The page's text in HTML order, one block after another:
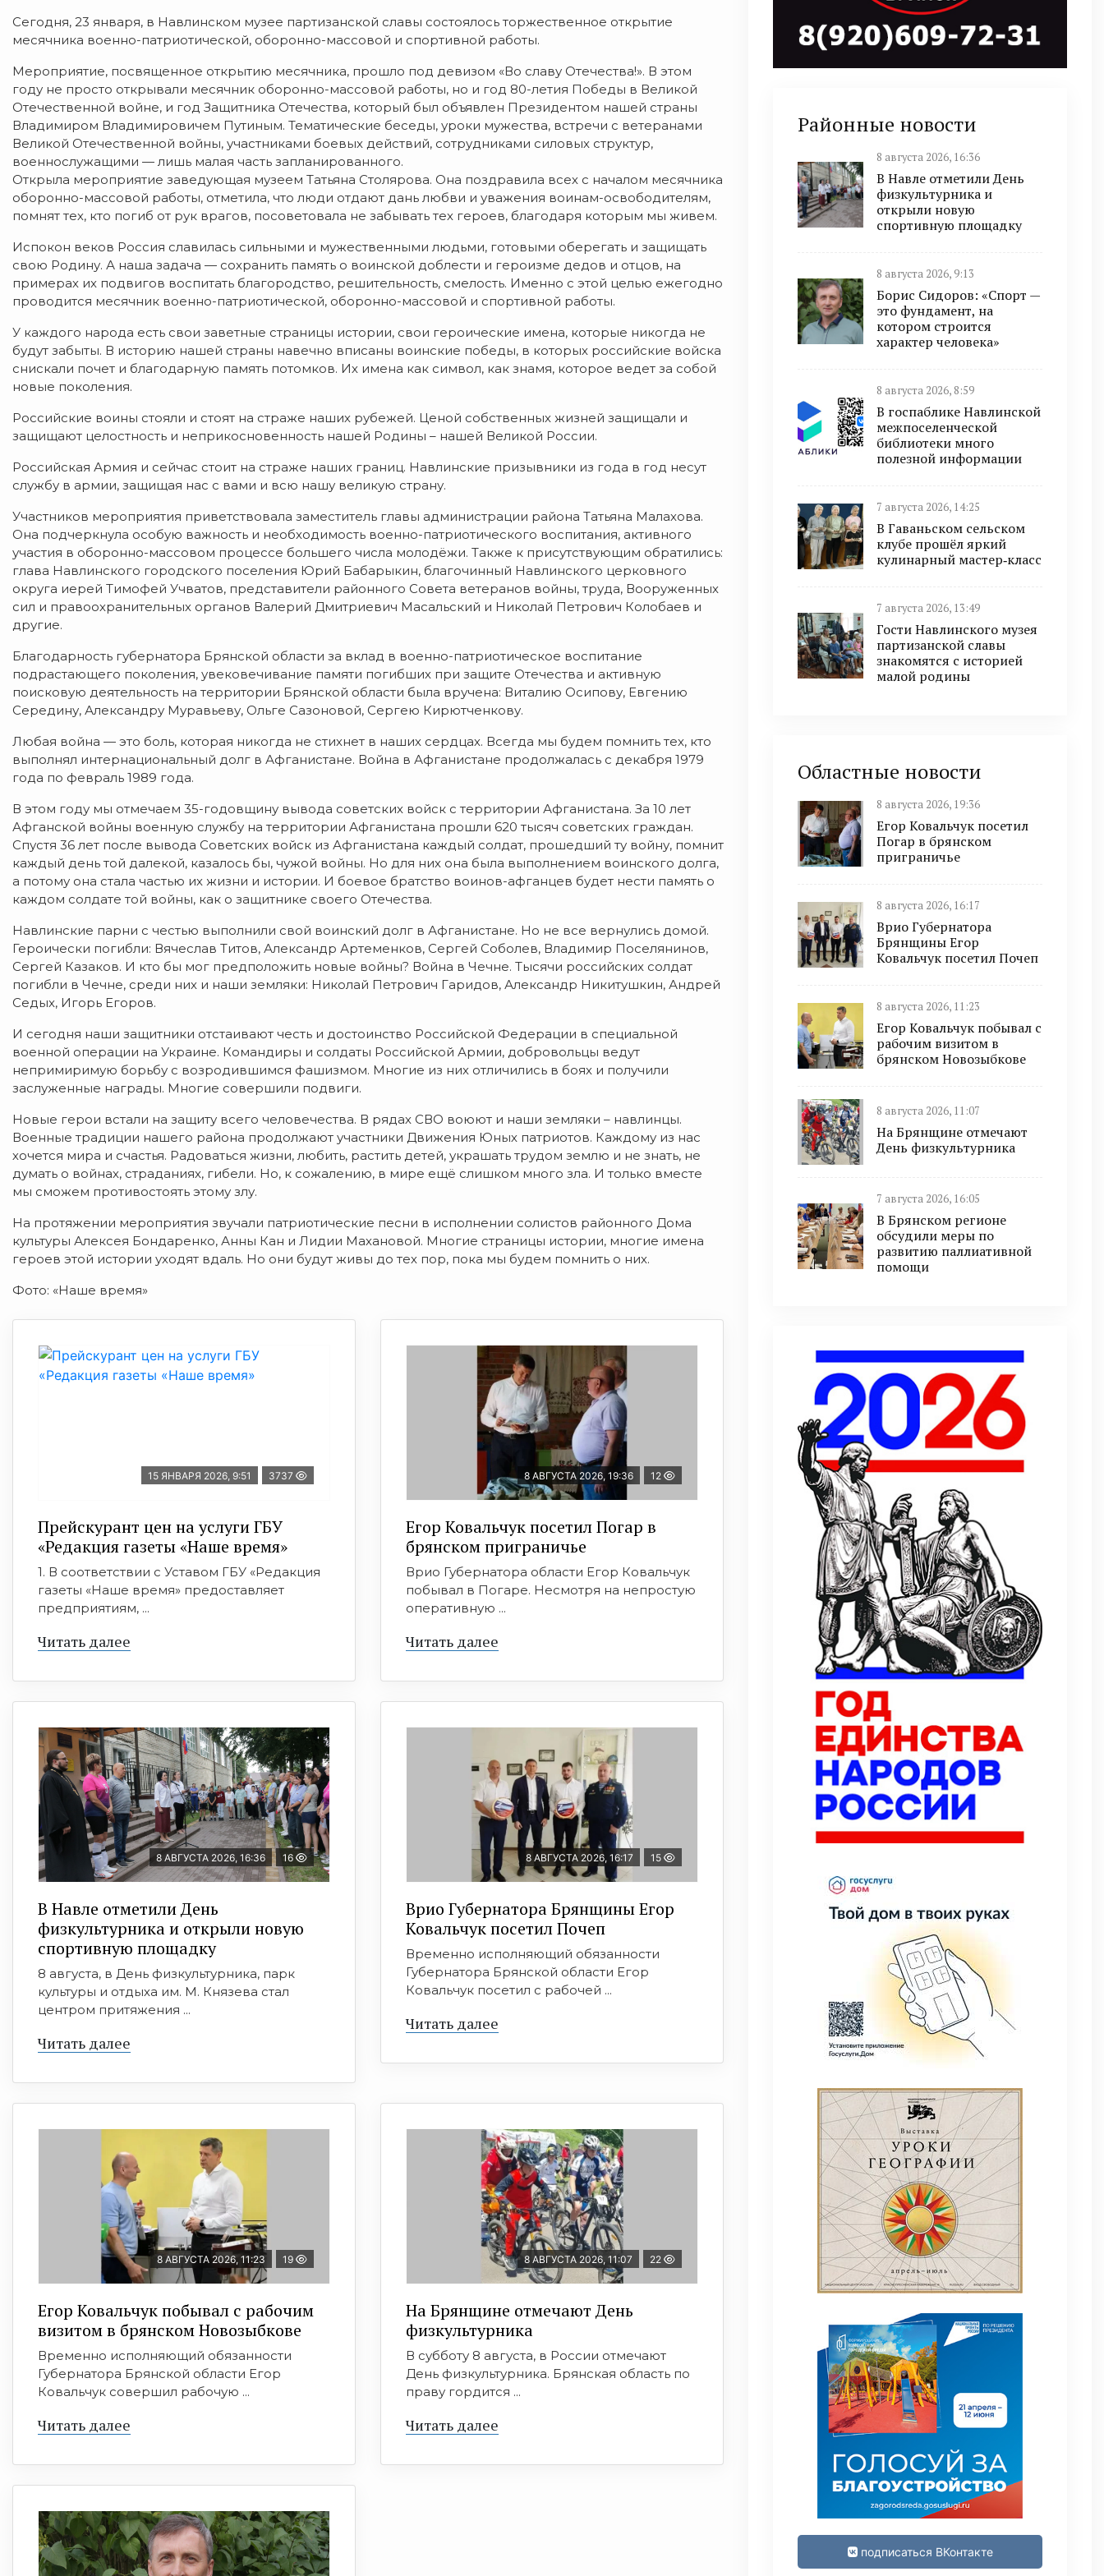
Сегодня, 23 января, в Навлинском музее партизанской славы состоялось торжественное открытие
месячника военно-патриотической, оборонно-массовой и спортивной работы.
Мероприятие, посвященное открытию месячника, прошло под девизом «Во славу Отечества!». В этом
году не просто открывали месячник оборонно-массовой работы, но и год 80-летия Победы в Великой
Отечественной войне, и год Защитника Отечества, который был объявлен Президентом нашей страны
Владимиром Владимировичем Путиным. Тематические беседы, уроки мужества, встречи с ветеранами
Великой Отечественной войны, участниками боевых действий, сотрудниками силовых структур,
военнослужащими — лишь малая часть запланированного.
Открыла мероприятие заведующая музеем Татьяна Столярова. Она поздравила всех с началом месячника
оборонно-массовой работы, отметила, что люди отдают дань любви и уважения воинам-освободителям,
помнят тех, кто погиб от рук врагов, посоветовала не забывать тех героев, благодаря которым мы живем.
Испокон веков Россия славилась сильными и мужественными людьми, готовыми оберегать и защищать
свою Родину. А наша задача — сохранить память о воинской доблести и героизме дедов и отцов, на
примерах их подвигов воспитать благородство, решительность, смелость. Именно с этой целью ежегодно
проводится месячник военно-патриотической, оборонно-массовой и спортивной работы.
У каждого народа есть свои заветные страницы истории, свои героические имена, которые никогда не
будут забыты. В историю нашей страны навечно вписаны воинские победы, в которых российские войска
снискали почет и благодарную память потомков. Их имена как символ, как знамя, которое ведет за собой
новые поколения.
Российские воины стояли и стоят на страже наших рубежей. Ценой собственных жизней защищали и
защищают целостность и неприкосновенность нашей Родины – нашей Великой России.
Российская Армия и сейчас стоит на страже наших границ. Навлинские призывники из года в год несут
службу в армии, защищая нас с вами и всю нашу великую страну.
Участников мероприятия приветствовала заместитель главы администрации района Татьяна Малахова.
Она подчеркнула особую важность и необходимость военно-патриотического воспитания, активного
участия в оборонно-массовом процессе большего числа молодёжи. Также к присутствующим обратились:
глава Навлинского городского поселения Юрий Бабарыкин, благочинный Навлинского церковного
округа иерей Тимофей Учватов, представители районного Совета ветеранов войны, труда, Вооруженных
сил и правоохранительных органов Валерий Дмитриевич Масальский и Николай Петрович Колобаев и
другие.
Благодарность губернатора Брянской области за вклад в военно-патриотическое воспитание
подрастающего поколения, увековечивание памяти погибших при защите Отечества и активную
поисковую деятельность на территории Брянской области была вручена: Виталию Осипову, Евгению
Середину, Александру Муравьеву, Ольге Сазоновой, Сергею Кирютченкову.
Любая война — это боль, которая никогда не стихнет в наших сердцах. Всегда мы будем помнить тех, кто
выполнял интернациональный долг в Афганистане. Война в Афганистане продолжалась с декабря 1979
года по февраль 1989 года.
В этом году мы отмечаем 35-годовщину вывода советских войск с территории Афганистана. За 10 лет
Афганской войны военную службу на территории Афганистана прошли 620 тысяч советских граждан.
Спустя 36 лет после вывода Советских войск из Афганистана каждый солдат, прошедший ту войну, помнит
каждый день той далекой, казалось бы, чужой войны. Но для них она была выполнением воинского долга,
а потому она стала частью их жизни и истории. И боевое братство воинов-афганцев будет нести память о
каждом солдате той войны, как о защитнике своего Отечества.
Навлинские парни с честью выполнили свой воинский долг в Афганистане. Но не все вернулись домой.
Героически погибли: Вячеслав Титов, Александр Артеменков, Сергей Соболев, Владимир Поселянинов,
Сергей Казаков. И кто бы мог предположить новые войны? Война в Чечне. Тысячи российских солдат
погибли в Чечне, среди них и наши земляки: Николай Петрович Гаридов, Александр Никитушкин, Андрей
Седых, Игорь Егоров.
И сегодня наши защитники отстаивают честь и достоинство Российской Федерации в специальной
военной операции на Украине. Командиры и солдаты Российской Армии, добровольцы ведут
непримиримую борьбу с возродившимся фашизмом. Многие из них отличились в боях и получили
заслуженные награды. Многие совершили подвиги.
Новые герои встали на защиту всего человечества. В рядах СВО воюют и наши земляки – навлинцы.
Военные традиции нашего района продолжают участники Движения Юных патриотов. Каждому из нас
хочется мира и счастья. Радоваться жизни, любить, растить детей, украшать трудом землю и не знать, не
думать о войнах, страданиях, гибели. Но, к сожалению, в мире ещё слишком много зла. И только вместе
мы сможем противостоять этому злу.
На протяжении мероприятия звучали патриотические песни в исполнении солистов районного Дома
культуры Алексея Бондаренко, Анны Кан и Лидии Махановой. Многие страницы истории, многие имена
героев этой истории уходят вдаль. Но они будут живы до тех пор, пока мы будем помнить о них.
Фото: «Наше время»
15 ЯНВАРЯ 2026, 9:51 3737
Прейскурант цен на услуги ГБУ
«Редакция газеты «Наше время»
1. В соответствии с Уставом ГБУ «Редакция
газеты «Наше время» предоставляет
предприятиям, ...
Читать далее
8 АВГУСТА 2026, 19:36 12
Егор Ковальчук посетил Погар в
брянском приграничье
Врио Губернатора области Егор Ковальчук
побывал в Погаре. Несмотря на непростую
оперативную ...
Читать далее
8 АВГУСТА 2026, 16:36 16
В Навле отметили День
физкультурника и открыли новую
спортивную площадку
8 августа, в День физкультурника, парк
культуры и отдыха им. М. Князева стал
центром притяжения ...
Читать далее
8 АВГУСТА 2026, 16:17 15
Врио Губернатора Брянщины Егор
Ковальчук посетил Почеп
Временно исполняющий обязанности
Губернатора Брянской области Егор
Ковальчук посетил с рабочей ...
Читать далее
8 АВГУСТА 2026, 11:23 19
Егор Ковальчук побывал с рабочим
визитом в брянском Новозыбкове
Временно исполняющий обязанности
Губернатора Брянской области Егор
Ковальчук совершил рабочую ...
Читать далее
8 АВГУСТА 2026, 11:07 22
На Брянщине отмечают День
физкультурника
В субботу 8 августа, в России отмечают
День физкультурника. Брянская область по
праву гордится ...
Читать далее
Районные новости
8 августа 2026, 16:36
В Навле отметили День
физкультурника и
открыли новую
спортивную площадку
8 августа 2026, 9:13
Борис Сидоров: «Спорт —
это фундамент, на
котором строится
характер человека»
8 августа 2026, 8:59
В госпаблике Навлинской
межпоселенческой
библиотеки много
полезной информации
7 августа 2026, 14:25
В Гаваньском сельском
клубе прошёл яркий
кулинарный мастер‑класс
7 августа 2026, 13:49
Гости Навлинского музея
партизанской славы
знакомятся с историей
малой родины
Областные новости
8 августа 2026, 19:36
Егор Ковальчук посетил
Погар в брянском
приграничье
8 августа 2026, 16:17
Врио Губернатора
Брянщины Егор
Ковальчук посетил Почеп
8 августа 2026, 11:23
Егор Ковальчук побывал с
рабочим визитом в
брянском Новозыбкове
8 августа 2026, 11:07
На Брянщине отмечают
День физкультурника
7 августа 2026, 16:05
В Брянском регионе
обсудили меры по
развитию паллиативной
помощи
подписаться ВКонтакте